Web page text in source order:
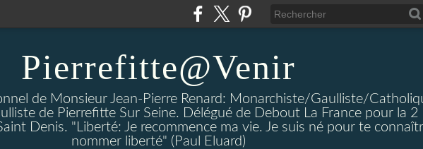
Pierrefitte@Venir
de Monsieur Jean-Pierre Renard: Monarchiste/Gaulliste/
de Pierrefitte Sur Seine. Délégué de Debout La France pour la 2
Denis. "Liberté: Je recommence ma vie. Je suis né pour te
nommer liberté" (Paul Eluard)